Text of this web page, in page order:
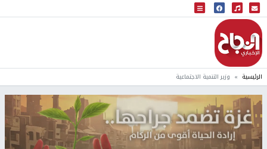
البث المباشر
إذاعة النجاح
الرئيسية وزير التنمية الاجتماعية